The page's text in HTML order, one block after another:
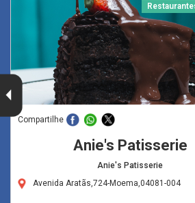
Compartilhe
Anie's Patisserie
Anie's Patisserie
Avenida Aratãs,724-Moema,04081-004